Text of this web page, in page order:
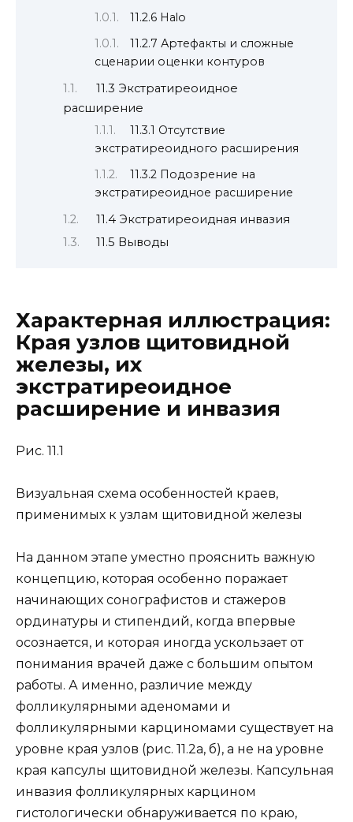
11.2.6 Halo
11.2.7 Артефакты и сложные
сценарии оценки контуров
11.3 Экстратиреоидное
расширение
11.3.1 Отсутствие
экстратиреоидного расширения
11.3.2 Подозрение на
экстратиреоидное расширение
11.4 Экстратиреоидная инвазия
11.5 Выводы
Характерная иллюстрация:
Края узлов щитовидной
железы, их
экстратиреоидное
расширение и инвазия
Рис. 11.1
Визуальная схема особенностей краев,
применимых к узлам щитовидной железы
На данном этапе уместно прояснить важную
концепцию, которая особенно поражает
начинающих сонографистов и стажеров
ординатуры и стипендий, когда впервые
осознается, и которая иногда ускользает от
понимания врачей даже с большим опытом
работы. А именно, различие между
фолликулярными аденомами и
фолликулярными карциномами существует на
уровне края узлов (рис. 11.2а, б), а не на уровне
края капсулы щитовидной железы. Капсульная
инвазия фолликулярных карцином
гистологически обнаруживается по краю,